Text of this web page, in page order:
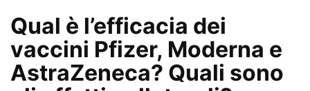
Qual è l’efficacia dei
vaccini Pfizer, Moderna e
AstraZeneca? Quali sono